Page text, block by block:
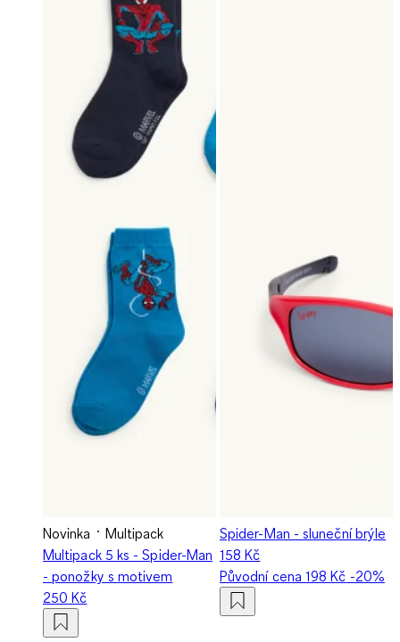
Novinka
Multipack
Multipack 5 ks - Spider-Man
- ponožky s motivem
250 Kč
Spider-Man - sluneční brýle
158 Kč
Původní cena198 Kč -20%